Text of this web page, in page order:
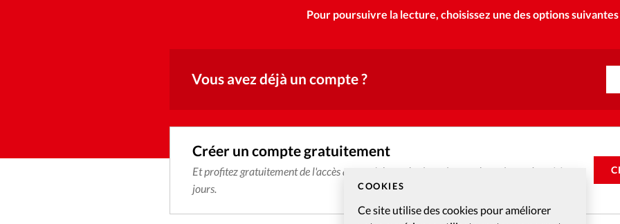
COOKIES
Ce site utilise des cookies pour améliorer
Nous
Emploi
Pour poursuivre la lecture, choisissez une des options suivantes
Vous avez déjà un compte ?
Créer un compte gratuitement
Et profitez gratuitement de l'accès aux articles web réservés aux abonnés pendant 14
jours.